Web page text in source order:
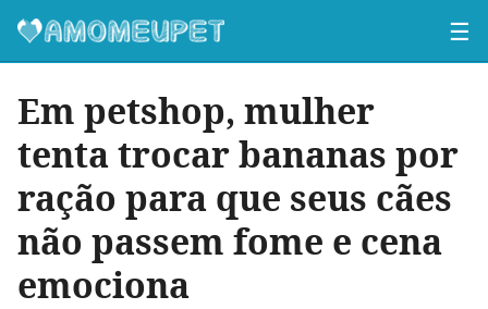
☰
Em petshop, mulher
tenta trocar bananas por
ração para que seus cães
não passem fome e cena
emociona